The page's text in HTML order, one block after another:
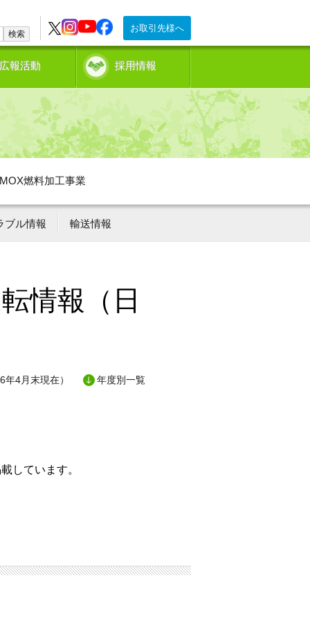
お取引先様へ
検索
報活動 採用情報
燃料加工事業
ブル情報 輸送情報
情報（日
4月末現在） 年度別一覧
しています。